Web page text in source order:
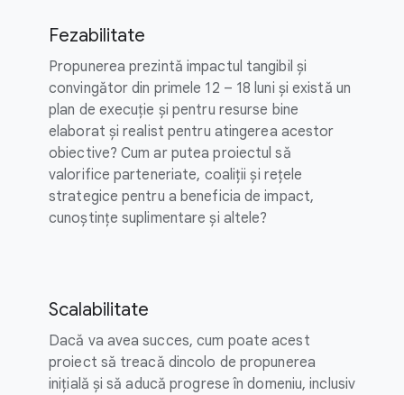
Fezabilitate
Propunerea prezintă impactul tangibil și
convingător din primele 12 – 18 luni și există un
plan de execuție și pentru resurse bine
elaborat și realist pentru atingerea acestor
obiective? Cum ar putea proiectul să
valorifice parteneriate, coaliții și rețele
strategice pentru a beneficia de impact,
cunoștințe suplimentare și altele?
Scalabilitate
Dacă va avea succes, cum poate acest
proiect să treacă dincolo de propunerea
inițială și să aducă progrese în domeniu, inclusiv